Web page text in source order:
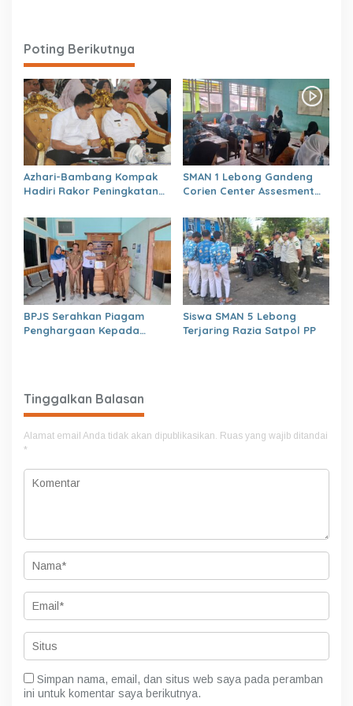
Poting Berikutnya
Azhari-Bambang Kompak
Hadiri Rakor Peningkatan
kabupaten Lebong Tahun
2026
SMAN 1 Lebong Gandeng
Corien Center Assesment
Baru
BPJS Serahkan Piagam
Penghargaan Kepada
Siswa SMAN 5 Lebong
Terjaring Razia Satpol PP
Tinggalkan Balasan
Alamat email Anda tidak akan dipublikasikan. Ruas yang wajib ditandai
*
Simpan nama, email, dan situs web saya pada peramban
ini untuk komentar saya berikutnya.